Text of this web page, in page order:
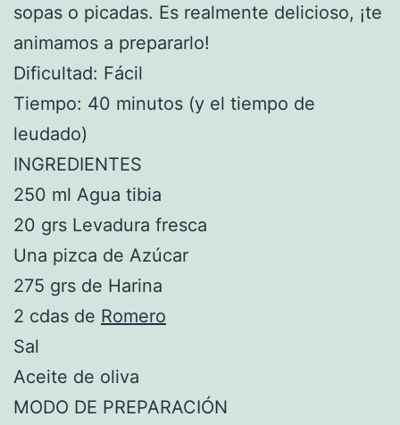
sopas o picadas. Es realmente delicioso, ¡te
animamos a prepararlo!
Dificultad: Fácil
Tiempo: 40 minutos (y el tiempo de
leudado)
INGREDIENTES
250 ml Agua tibia
20 grs Levadura fresca
Una pizca de Azúcar
275 grs de Harina
2 cdas de Romero
Sal
Aceite de oliva
MODO DE PREPARACIÓN